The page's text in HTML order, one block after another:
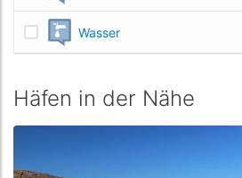
Wasser
Häfen in der Nähe